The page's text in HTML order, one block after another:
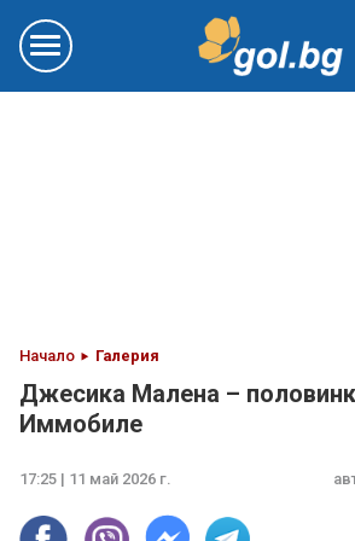
Начало Галерия
Джесика Малена –
Иммобиле
17:25 | 11 май 2026 г.